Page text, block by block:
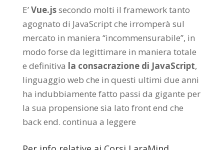
E’Vue.jssecondo molti il framework tanto
agognato di JavaScript che irromperà sul
mercato in maniera “incommensurabile”, in
modo forse da legittimare in maniera totale
e definitiva la consacrazione di JavaScript,
linguaggio web che in questi ultimi due anni
ha indubbiamente fatto passi da gigante per
la sua propensione sia lato front end che
back end. continua a leggere